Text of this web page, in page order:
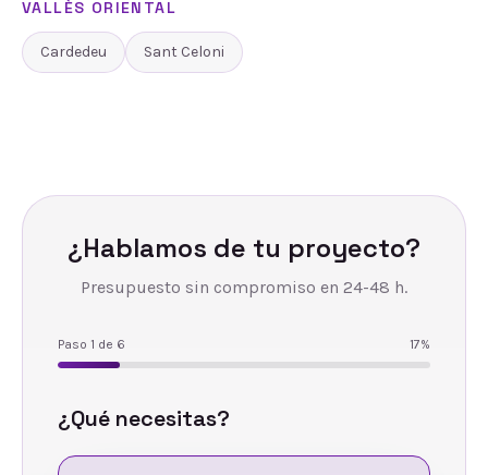
VALLÈS ORIENTAL
Cardedeu Sant Celoni
¿Hablamos de tu proyecto?
Presupuesto sin compromiso en 24-48 h.
Paso 1 de 6 17%
¿Qué necesitas?